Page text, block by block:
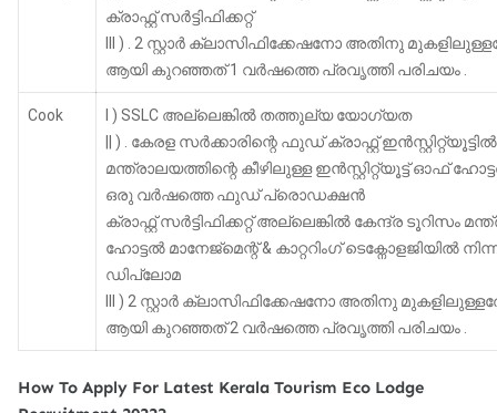
ക്രാഫ്റ്റ് സർട്ടിഫിക്കറ്റ്
III ) . 2 സ്റ്റാർ ക്ലാസിഫിക്കേഷനോ അതിനു
ആയി കുറഞ്ഞത് 1 വർഷത്തെ പ്രവൃത്തി പരിചയം .
Cook
I ) SSLC അല്ലെങ്കിൽ തത്തുല്യ യോഗ്യത
|| ) . കേരള സർക്കാരിന്റെ ഫുഡ് ക്രാഫ്റ്റ്
മന്ത്രാലയത്തിന്റെ കീഴിലുള്ള ഇൻസ്റ്റിറ്റ്യൂട്ട് ഓഫ്
ഒരു വർഷത്തെ ഫുഡ് പ്രൊഡക്ഷൻ
ക്രാഫ്റ്റ് സർട്ടിഫിക്കറ്റ് അല്ലെങ്കിൽ കേന്ദ്ര ടൂറിസം
ഹോട്ടൽ മാനേജ്മെന്റ് & കാറ്ററിംഗ്
ഡിപ്ലോമ
III ) 2 സ്റ്റാർ ക്ലാസിഫിക്കേഷനോ അതിനു
ആയി കുറഞ്ഞത് 2 വർഷത്തെ പ്രവൃത്തി പരിചയം .
How To Apply For Latest Kerala Tourism Eco Lodge